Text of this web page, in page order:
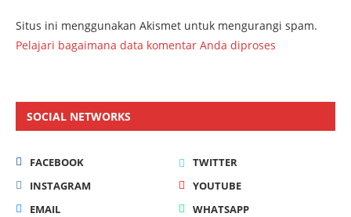
Situs ini menggunakan Akismet untuk mengurangi spam.
Pelajari bagaimana data komentar Anda diproses
SOCIAL NETWORKS
FACEBOOK
TWITTER
INSTAGRAM
YOUTUBE
EMAIL
WHATSAPP